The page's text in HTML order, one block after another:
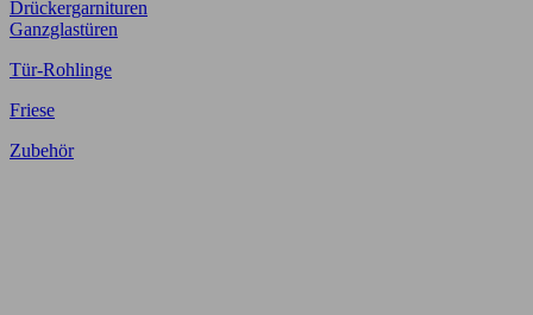
Drückergarnituren
Ganzglastüren
Tür-Rohlinge
Friese
Zubehör